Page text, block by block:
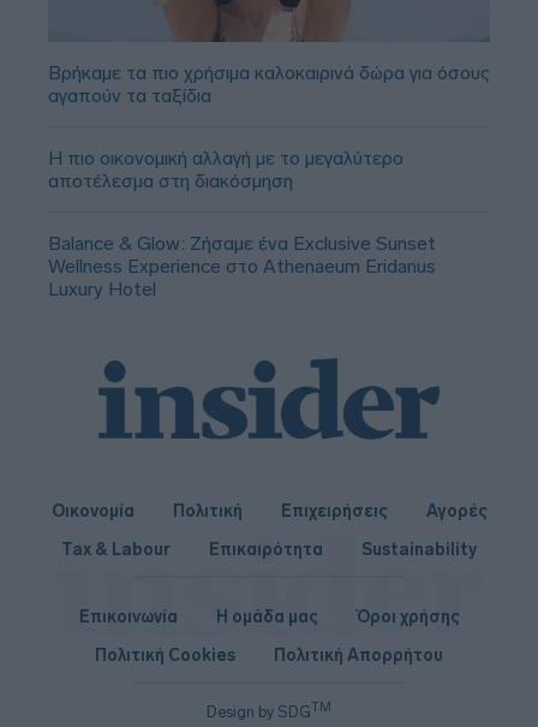
Βρήκαμε τα πιο χρήσιμα καλοκαιρινά δώρα για όσους
αγαπούν τα ταξίδια
Η πιο οικονομική αλλαγή με το μεγαλύτερο
αποτέλεσμα στη διακόσμηση
Balance & Glow: Ζήσαμε ένα Exclusive Sunset
Wellness Experience στο Athenaeum Eridanus
Luxury Hotel
Οικονομία Πολιτική Επιχειρήσεις
Αγορές
Tax & Labour
Επικαιρότητα Sustainability
Design by SDGTM
Επικοινωνία Η ομάδα μας
Όροι χρήσης
Πολιτική Cookies
Πολιτική Απορρήτου